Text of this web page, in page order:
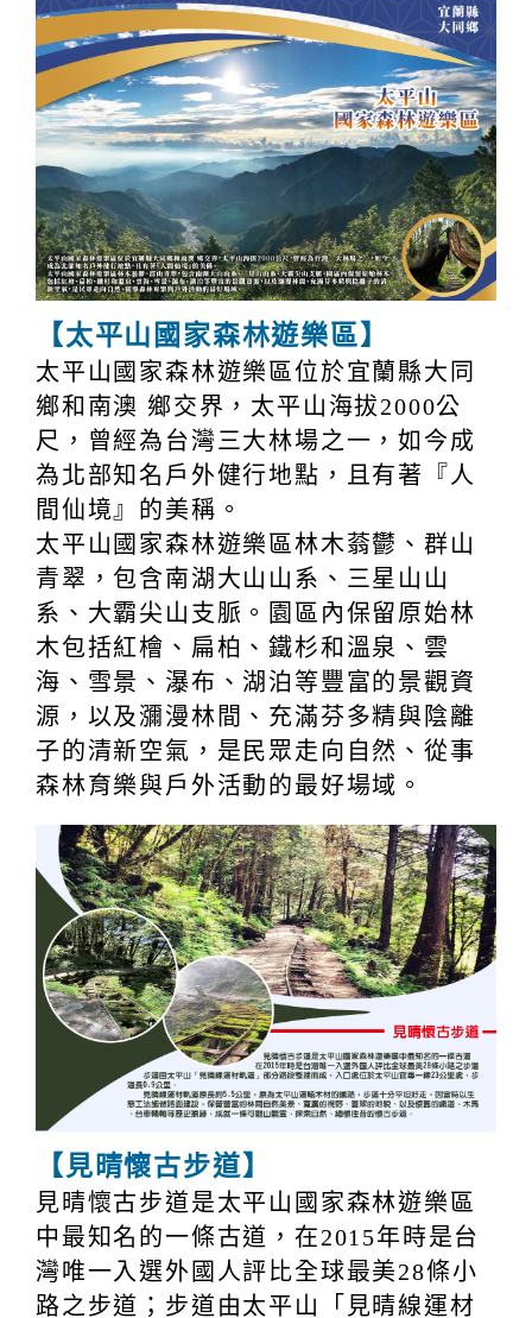
【太平山國家森林遊樂區】
太平山國家森林遊樂區位於宜蘭縣大同
鄉和南澳 鄉交界，太平山海拔2000公
尺，曾經為台灣三大林場之一，如今成
為北部知名戶外健行地點，且有著『人
間仙境』的美稱。
太平山國家森林遊樂區林木蓊鬱、群山
青翠，包含南湖大山山系、三星山山
系、大霸尖山支脈。園區內保留原始林
木包括紅檜、扁柏、鐵杉和溫泉、雲
海、雪景、瀑布、湖泊等豐富的景觀資
源，以及瀰漫林間、充滿芬多精與陰離
子的清新空氣，是民眾走向自然、從事
森林育樂與戶外活動的最好場域。
【見晴懷古步道】
見晴懷古步道是太平山國家森林遊樂區
中最知名的一條古道，在2015年時是台
灣唯一入選外國人評比全球最美28條小
路之步道；步道由太平山「見晴線運材